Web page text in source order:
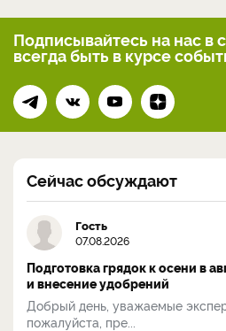
Подписывайтесь на нас в
всегдабыть в курсе
Сейчас обсуждают
Гость
07.08.2026
Подготовка грядок к осени в
и внесение удобрений
Добрый день, уважаемые
пожалуйста, пре...